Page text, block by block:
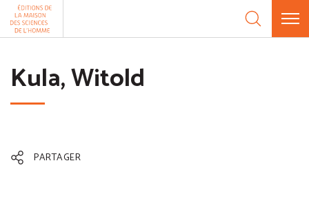
Aller au contenu
Kula, Witold
PARTAGER
Panneau de gestion des cookies